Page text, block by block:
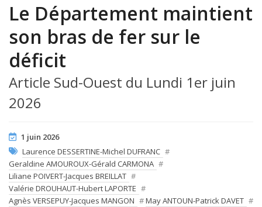
Le Département maintient
son bras de fer sur le
déficit
Article Sud-Ouest du Lundi 1er juin
2026
1 juin 2026
Laurence DESSERTINE-Michel DUFRANC #
Geraldine AMOUROUX-Gérald CARMONA #
Liliane POIVERT-Jacques BREILLAT #
Valérie DROUHAUT-Hubert LAPORTE #
Agnès VERSEPUY-Jacques MANGON #May ANTOUN-Patrick DAVET #